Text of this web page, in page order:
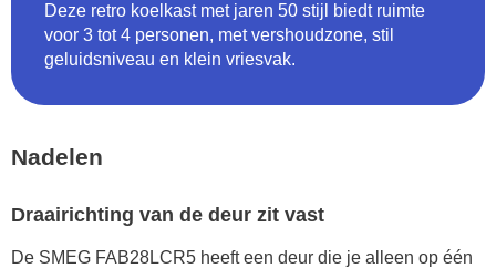
Deze retro koelkast met jaren 50 stijl biedt ruimte
voor 3 tot 4 personen, met vershoudzone, stil
geluidsniveau en klein vriesvak.
Nadelen
Draairichting van de deur zit vast
De SMEG FAB28LCR5 heeft een deur die je alleen op één